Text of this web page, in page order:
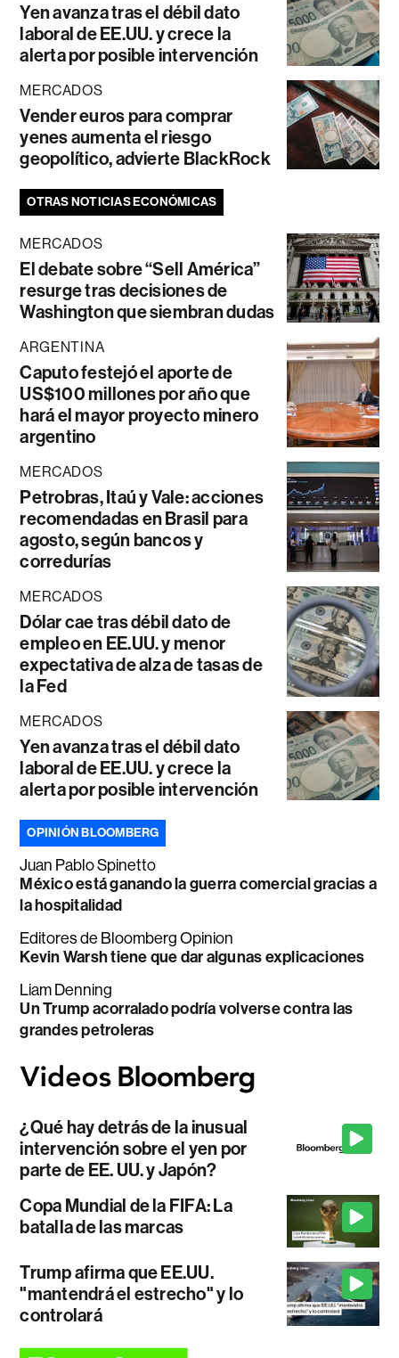
Yen avanza tras el débil dato
laboral de EE.UU. y crece la
alerta por posible intervención
MERCADOS
Vender euros para comprar
yenes aumenta el riesgo
geopolítico, advierte BlackRock
OTRAS NOTICIAS ECONÓMICAS
MERCADOS
El debate sobre “Sell América”
resurge tras decisiones de
Washington que siembran dudas
ARGENTINA
Caputo festejó el aporte de
US$100 millones por año que
hará el mayor proyecto minero
argentino
MERCADOS
Petrobras, Itaú y Vale: acciones
recomendadas en Brasil para
agosto, según bancos y
corredurías
MERCADOS
Dólar cae tras débil dato de
empleo en EE.UU. y menor
expectativa de alza de tasas de
la Fed
MERCADOS
Yen avanza tras el débil dato
laboral de EE.UU. y crece la
alerta por posible intervención
OPINIÓN BLOOMBERG
Juan Pablo Spinetto
México está ganando la guerra comercial gracias a
la hospitalidad
Editores de Bloomberg Opinion
Kevin Warsh tiene que dar algunas explicaciones
Liam Denning
Un Trump acorralado podría volverse contra las
grandes petroleras
¿Qué hay detrás de la inusual
intervención sobre el yen por
parte de EE. UU. y Japón?
Copa Mundial de la FIFA: La
batalla de las marcas
Trump afirma que EE.UU.
"mantendrá el estrecho" y lo
controlará